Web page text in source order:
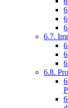
6.7.
6.8.